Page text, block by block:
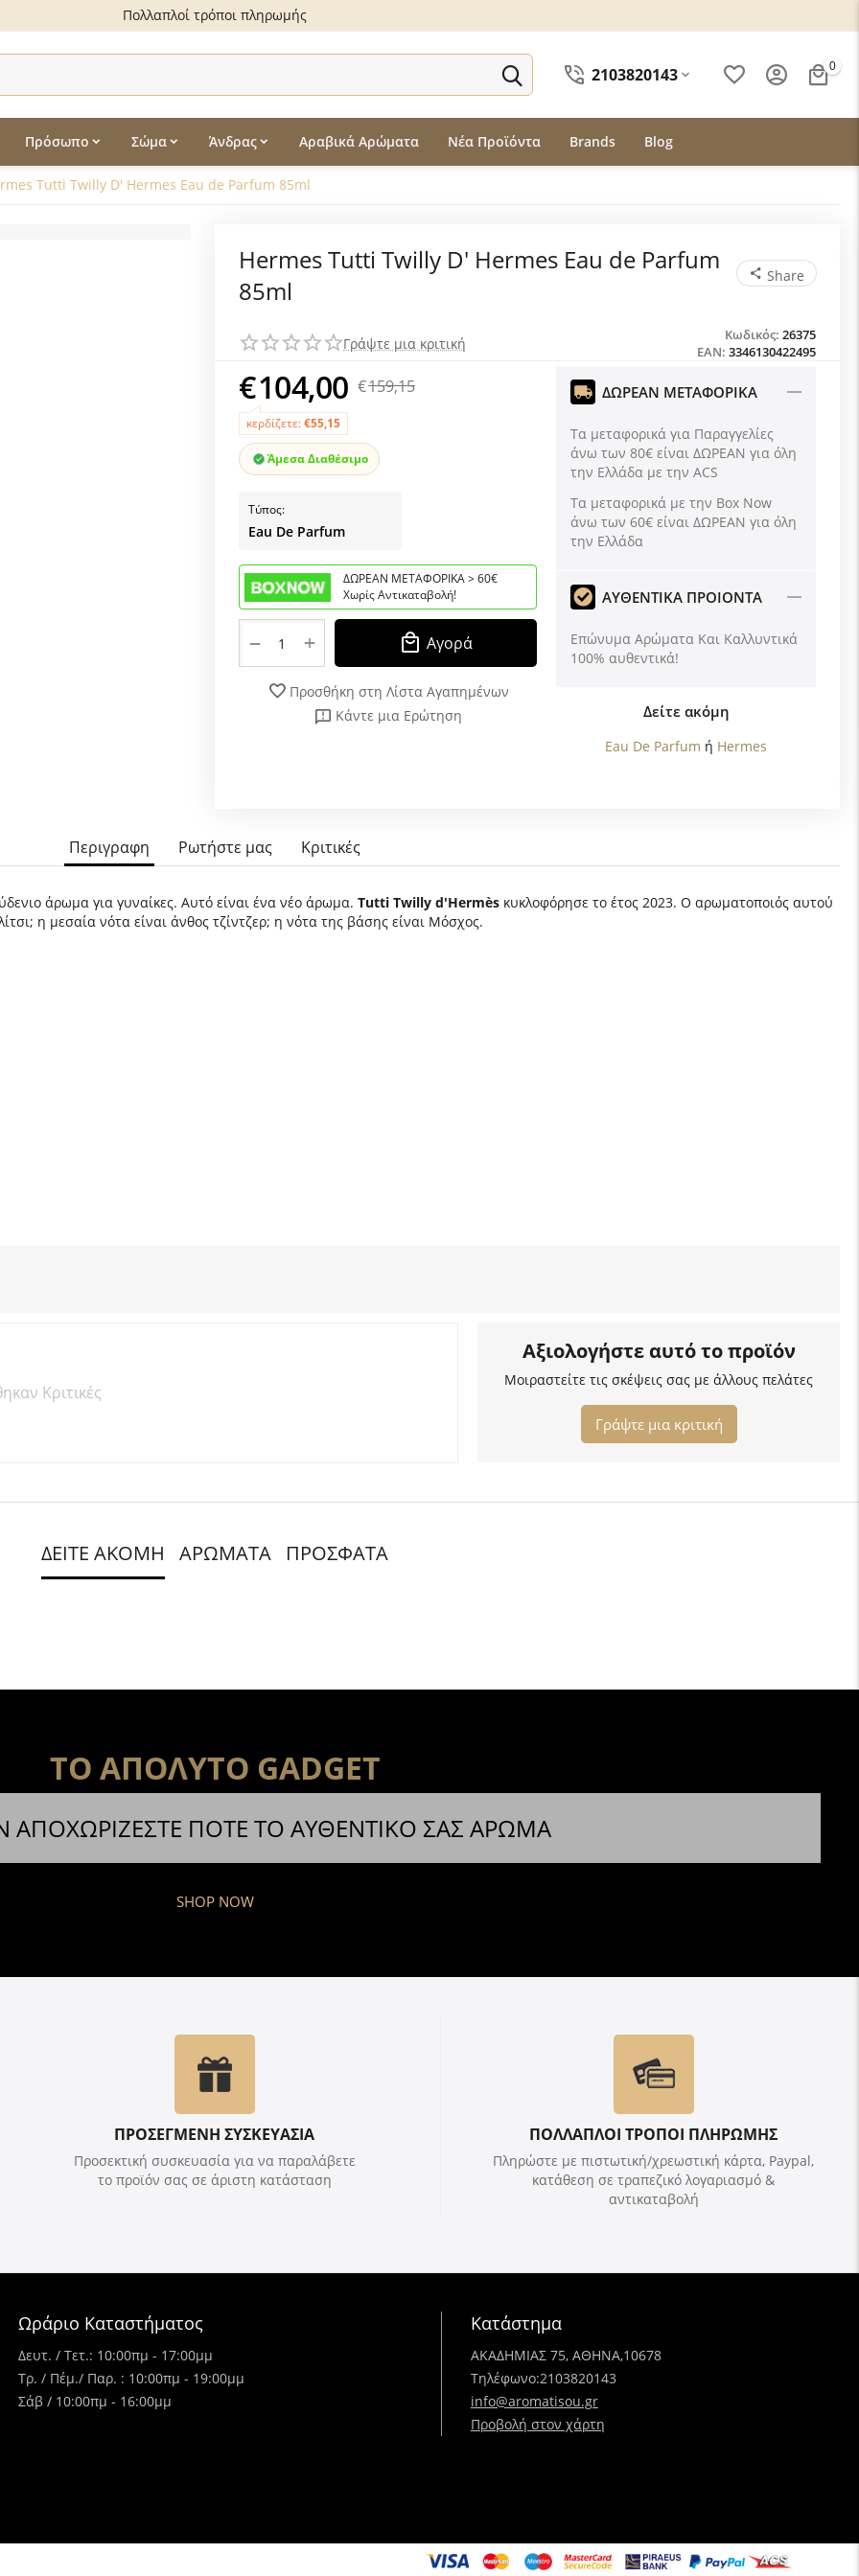
Πολλαπλοί τρόποι πληρωμής
2103820143 0
Πρόσωπο Σώμα Άνδρας Αραβικά Αρώματα Νέα Προϊόντα Brands Blog
Tutti Twilly D' Hermes Eau de Parfum 85ml
Hermes Tutti Twilly D' Hermes Eau de Parfum
85ml
Share
Γράψτε μια κριτική EAN: 3346130422495
Κωδικός: 26375
€104,00 €159,15
κερδίζετε:€55,15
Άμεσα Διαθέσιμο
Τύπος:
Eau De Parfum
ΔΩΡΕΑΝ ΜΕΤΑΦΟΡΙΚΑ > 60€
Χωρίς Αντικαταβολή!
+
− Αγορά
Προσθήκη στη Λίστα Αγαπημένων
Κάντε μια Ερώτηση
ΔΩΡΕΑΝ ΜΕΤΑΦΟΡΙΚΑ
Τα μεταφορικά για Παραγγελίες
άνω των 80€ είναι ΔΩΡΕΑΝ για όλη
την Ελλάδα με την ACS
Tα μεταφορικά με την Box Now
άνω των 60€ είναι ΔΩΡΕΑΝ για όλη
την Ελλάδα
ΑΥΘΕΝΤΙΚΑ ΠΡΟΙΟΝΤΑ
Επώνυμα Αρώματα Και Καλλυντικά
100% αυθεντικά!
Δείτε ακόμη
Eau De Parfum ή Hermes
Περιγραφη Ρωτήστε μας Κριτικές
άρωμα για γυναίκες. Αυτό είναι ένα νέο άρωμα. Tutti Twilly d'Hermès κυκλοφόρησε το έτος 2023. Ο αρωματοποιός αυτού
η μεσαία νότα είναι άνθος τζίντζερ; η νότα της βάσης είναι Μόσχος.
Κριτικές
Αξιολογήστε αυτό το προϊόν
Μοιραστείτε τις σκέψεις σας με άλλους πελάτες
Γράψτε μια κριτική
ΔΕΙΤΕ ΑΚΟΜΗ ΑΡΩΜΑΤΑ ΠΡΟΣΦΑΤΑ
ΤΟ ΑΠΟΛΥΤΟ GADGET
ΑΠΟΧΩΡΙΖΕΣΤΕ ΠΟΤΕ ΤΟ ΑΥΘΕΝΤΙΚΟ ΣΑΣ ΑΡΩΜΑ
SHOP NOW
ΠΡΟΣΕΓΜΕΝΗ ΣΥΣΚΕΥΑΣΙΑ
Προσεκτική συσκευασία για να παραλάβετε
το προϊόν σας σε άριστη κατάσταση
ΠΟΛΛΑΠΛΟΙ ΤΡΟΠΟΙ ΠΛΗΡΩΜΗΣ
Πληρώστε με πιστωτική/χρεωστική κάρτα, Paypal,
κατάθεση σε τραπεζικό λογαριασμό &
αντικαταβολή
Ωράριο Καταστήματος
Δευτ. / Τετ.: 10:00πμ - 17:00μμ
Τρ. / Πέμ./ Παρ. : 10:00πμ - 19:00μμ
Σάβ / 10:00πμ - 16:00μμ
Κατάστημα
ΑΚΑΔΗΜΙΑΣ 75, ΑΘΗΝΑ,10678
Τηλέφωνο:2103820143
info@aromatisou.gr
Προβολή στον χάρτη